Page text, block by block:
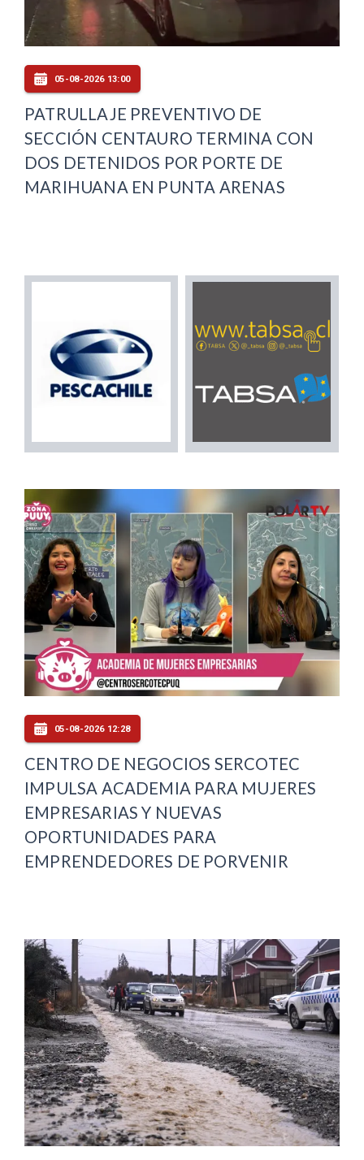
05-08-2026 13:00
PATRULLAJE PREVENTIVO DE
SECCIÓN CENTAURO TERMINA CON
DOS DETENIDOS POR PORTE DE
MARIHUANA EN PUNTA ARENAS
05-08-2026 12:28
CENTRO DE NEGOCIOS SERCOTEC
IMPULSA ACADEMIA PARA MUJERES
EMPRESARIAS Y NUEVAS
OPORTUNIDADES PARA
EMPRENDEDORES DE PORVENIR